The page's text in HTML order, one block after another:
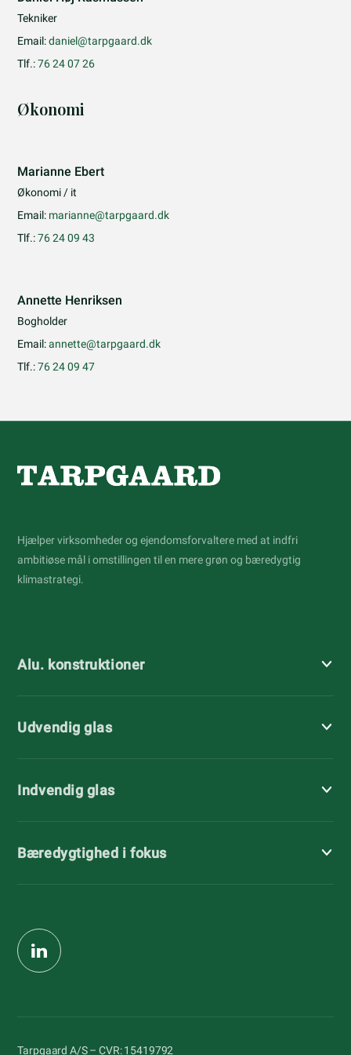
Tekniker
Email:daniel@tarpgaard.dk
Tlf.:76 24 07 26
Økonomi
Marianne Ebert
Økonomi / it
Email: marianne@tarpgaard.dk
Tlf.:76 24 09 43
Annette Henriksen
Bogholder
Email:annette@tarpgaard.dk
Tlf.:76 24 09 47
Hjælper virksomheder og ejendomsforvaltere med at indfri
ambitiøse mål i omstillingen til en mere grøn og bæredygtig
klimastrategi.
Alu. konstruktioner
Udvendig glas
Indvendig glas
Bæredygtighed i fokus
Tarpgaard A/S – CVR: 15419792